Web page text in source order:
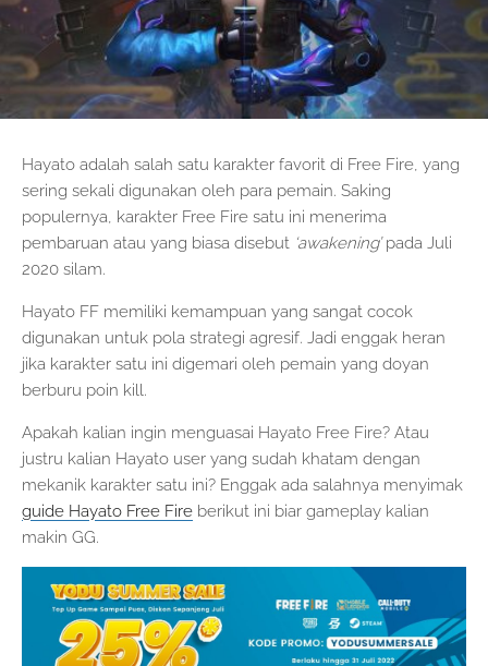
Hayato adalah salah satu karakter favorit di Free Fire, yang
sering sekali digunakan oleh para pemain. Saking
populernya, karakter Free Fire satu ini menerima
pembaruan atau yang biasa disebut ‘awakening’pada Juli
2020 silam.
Hayato FF memiliki kemampuan yang sangat cocok
digunakan untuk pola strategi agresif. Jadi enggak heran
jika karakter satu ini digemari oleh pemain yang doyan
berburu poin kill.
Apakah kalian ingin menguasai Hayato Free Fire? Atau
justru kalian Hayato user yang sudah khatam dengan
mekanik karakter satu ini? Enggak ada salahnya menyimak
guide Hayato Free Fire berikut ini biar gameplay kalian
makin GG.